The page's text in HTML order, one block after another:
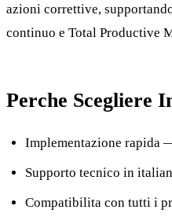
azioni correttive,
continuo e Total Productive
Perche Scegliere
Implementazione rapida
Supporto tecnico in
Compatibilita con tutti i